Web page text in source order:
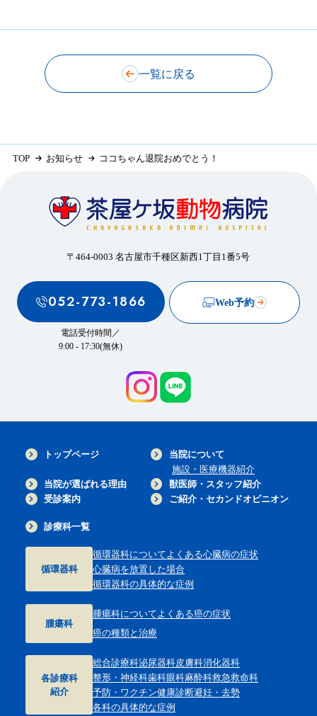
一覧に戻る
TOP お知らせ ココちゃん退院おめでとう！
〒464-0003 名古屋市千種区新西1丁目1番5号
052-773-1866
電話受付時間／
9:00 - 17:30(無休)
Web予約
トップページ
当院について
施設・医療機器紹介
当院が選ばれる理由
獣医師・スタッフ紹介
受診案内
ご紹介・セカンドオピニオン
診療科一覧
循環器科
循環器科について よくある心臓病の症状
心臓病を放置した場合
循環器科の具体的な症例
腫瘍科
腫瘍科について よくある癌の症状
癌の種類と治療
各診療科
紹介
総合診療科泌尿器科皮膚科消化器科
整形・神経科歯科眼科麻酔科救急救命科
予防・ワクチン健康診断避妊・去勢
各科の具体的な症例